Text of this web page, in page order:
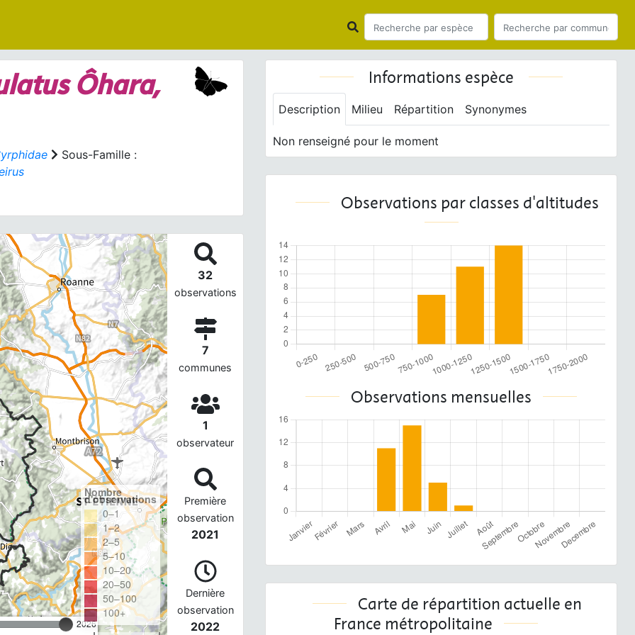
Ôhara,
Sous-Famille :
2026
Nombre
d'observations
0–1
1–2
2–5
5–10
10–20
20–50
50–100
100+
32
observations
7
communes
1
observateur
Première
observation
2021
Dernière
observation
2022
Informations espèce
Description Milieu Répartition Synonymes
Non renseigné pour le moment
Observations par classes d'altitudes
Observations mensuelles
Carte de répartition actuelle en
France métropolitaine